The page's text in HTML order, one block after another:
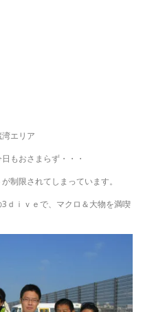
エリア
もおさまらず・・・
制限されてしまっています。
ｄｉｖｅで、マクロ＆大物を満喫